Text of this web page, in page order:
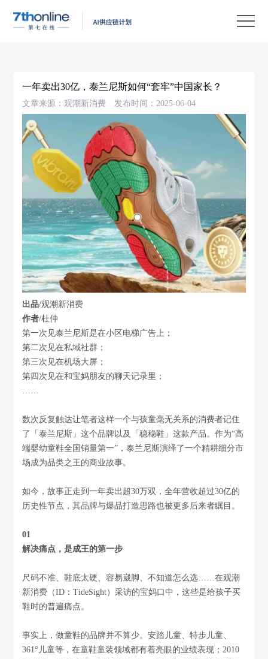
一年卖出30亿，泰兰尼斯如何“套牢”中国家长？
文章来源：观潮新消费 发布时间：2025-06-04
出品/观潮新消费
作者/杜仲
第一次见泰兰尼斯是在小区电梯广告上；
第二次见在私域社群；
第三次见在机场大屏；
第四次见在和宝妈朋友的聊天记录里；
……
数次反复触达让笔者这样一个与孩童毫无关系的消费者记住
了「泰兰尼斯」这个品牌以及「稳稳鞋」这款产品。作为“高
端婴幼童鞋全国销量第一”，泰兰尼斯演绎了一个精耕细分市
场成为品类之王的商业故事。
如今，故事正走到一年卖出超30万双，全年营收超过30亿的
历史性节点，其品牌与爆品打造思路也被更多后来者瞩目。
01
解决痛点，是成王的第一步
尺码不准、鞋底太硬、容易崴脚、不知道怎么选……在观潮
新消费（ID：TideSight）采访的宝妈口中，这些是给孩子买
鞋时的普遍痛点。
事实上，做童鞋的品牌并不算少。安踏儿童、特步儿童、
361°儿童等，在童鞋童装领域都有着亮眼的业绩表现；2010